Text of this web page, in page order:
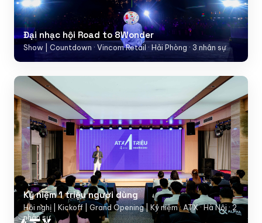
Đại nhạc hội Road to 8Wonder
Show | Countdown · Vincom Retail · Hải Phòng · 3 nhân sự
Kỷ niệm 1 triệu người dùng
Hội nghị | Kickoff | Grand Opening | Kỷ niệm · ATX · Hà Nội · 2
nhân sự